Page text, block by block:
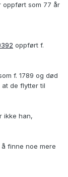
oppført som 77 år
oppført f.
f. 1789 og død
at de flytter til
ikke han,
finne noe mere